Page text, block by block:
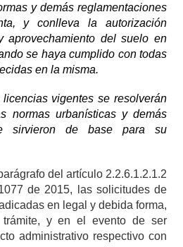
y demás reglamentaciones
y conlleva la autorización
aprovechamiento del suelo en
se haya cumplido con todas
en la misma.
vigentes se resolverán
normas urbanísticas y demás
sirvieron de base para su
del artículo 2.2.6.1.2.1.2
de 2015, las solicitudes de
en legal y debida forma,
trámite, y en el evento de ser
administrativo respectivo con